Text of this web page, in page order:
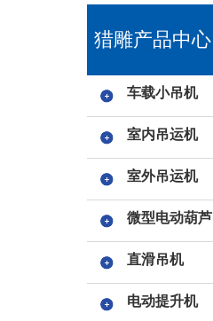
猎雕产品中心
车载小吊机
室内吊运机
室外吊运机
微型电动葫芦
直滑吊机
电动提升机